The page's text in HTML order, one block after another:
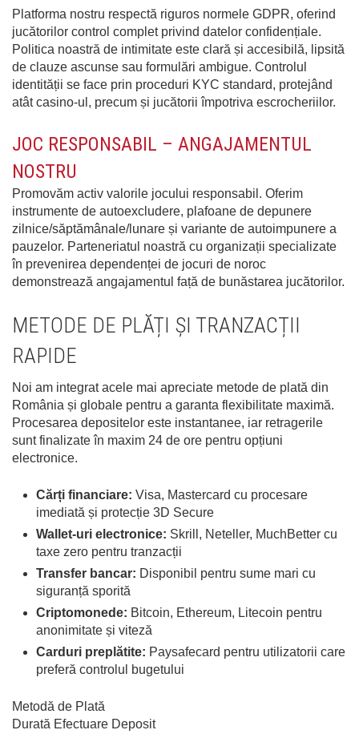
Platforma nostru respectă riguros normele GDPR, oferind
jucătorilor control complet privind datelor confidențiale.
Politica noastră de intimitate este clară și accesibilă, lipsită
de clauze ascunse sau formulări ambigue. Controlul
identității se face prin proceduri KYC standard, protejând
atât casino-ul, precum și jucătorii împotriva escrocheriilor.
JOC RESPONSABIL – ANGAJAMENTUL
NOSTRU
Promovăm activ valorile jocului responsabil. Oferim
instrumente de autoexcludere, plafoane de depunere
zilnice/săptămânale/lunare și variante de autoimpunere a
pauzelor. Parteneriatul noastră cu organizații specializate
în prevenirea dependenței de jocuri de noroc
demonstrează angajamentul față de bunăstarea jucătorilor.
METODE DE PLĂȚI ȘI TRANZACȚII
RAPIDE
Noi am integrat acele mai apreciate metode de plată din
România și globale pentru a garanta flexibilitate maximă.
Procesarea depositelor este instantanee, iar retragerile
sunt finalizate în maxim 24 de ore pentru opțiuni
electronice.
Cărți financiare: Visa, Mastercard cu procesare
imediată și protecție 3D Secure
Wallet-uri electronice: Skrill, Neteller, MuchBetter cu
taxe zero pentru tranzacții
Transfer bancar: Disponibil pentru sume mari cu
siguranță sporită
Criptomonede: Bitcoin, Ethereum, Litecoin pentru
anonimitate și viteză
Carduri preplătite: Paysafecard pentru utilizatorii care
preferă controlul bugetului
Metodă de Plată
Durată Efectuare Deposit